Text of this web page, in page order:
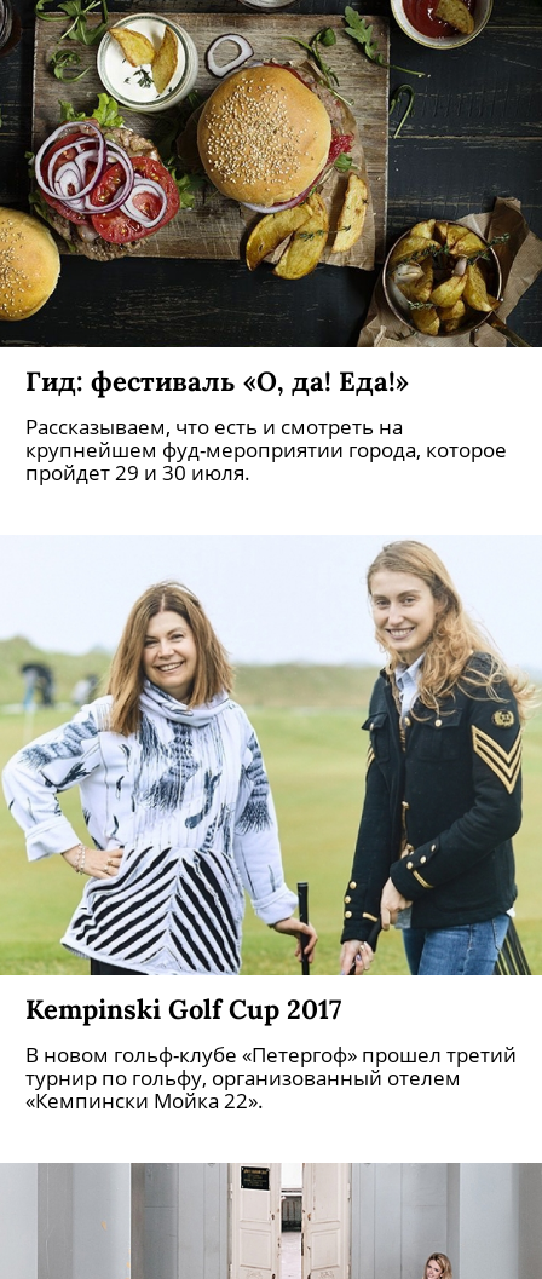
Гид: фестиваль «О, да! Еда!»
Рассказываем, что есть и смотреть на
крупнейшем фуд-мероприятии города, которое
пройдет 29 и 30 июля.
Kempinski Golf Cup 2017
В новом гольф-клубе «Петергоф» прошел третий
турнир по гольфу, организованный отелем
«Кемпински Мойка 22».